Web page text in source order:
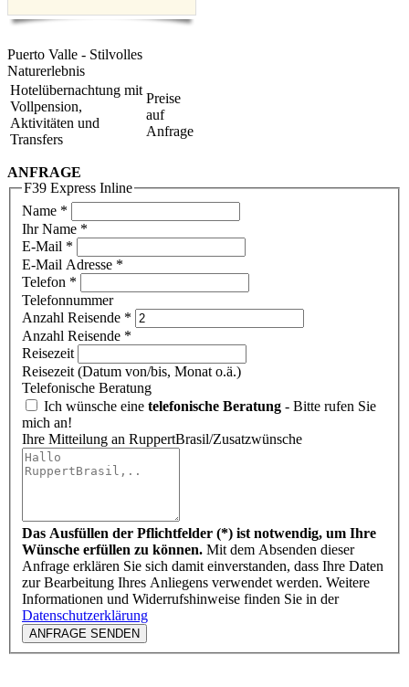
Puerto Valle - Stilvolles
Naturerlebnis
Hotelübernachtung mit
Vollpension,
Aktivitäten und
Transfers
Preise
auf
Anfrage
ANFRAGE
F39 Express Inline
Name *
Ihr Name *
E-Mail *
E-Mail Adresse *
Telefon *
Telefonnummer
Anzahl Reisende *
Anzahl Reisende *
Reisezeit
Reisezeit (Datum von/bis, Monat o.ä.)
Telefonische Beratung
Ich wünsche eine telefonische Beratung - Bitte rufen Sie
mich an!
Ihre Mitteilung an RuppertBrasil/Zusatzwünsche
Das Ausfüllen der Pflichtfelder (*) ist notwendig, um Ihre
Wünsche erfüllen zu können. Mit dem Absenden dieser
Anfrage erklären Sie sich damit einverstanden, dass Ihre Daten
zur Bearbeitung Ihres Anliegens verwendet werden. Weitere
Informationen und Widerrufshinweise finden Sie in der
Datenschutzerklärung
ANFRAGE SENDEN